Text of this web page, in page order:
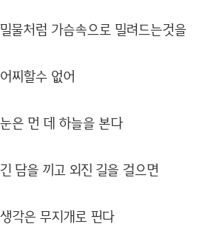
밀물처럼 가슴속으로 밀려드는것을
어찌할수 없어
눈은 먼 데 하늘을 본다
긴 담을 끼고 외진 길을 걸으면
생각은 무지개로 핀다